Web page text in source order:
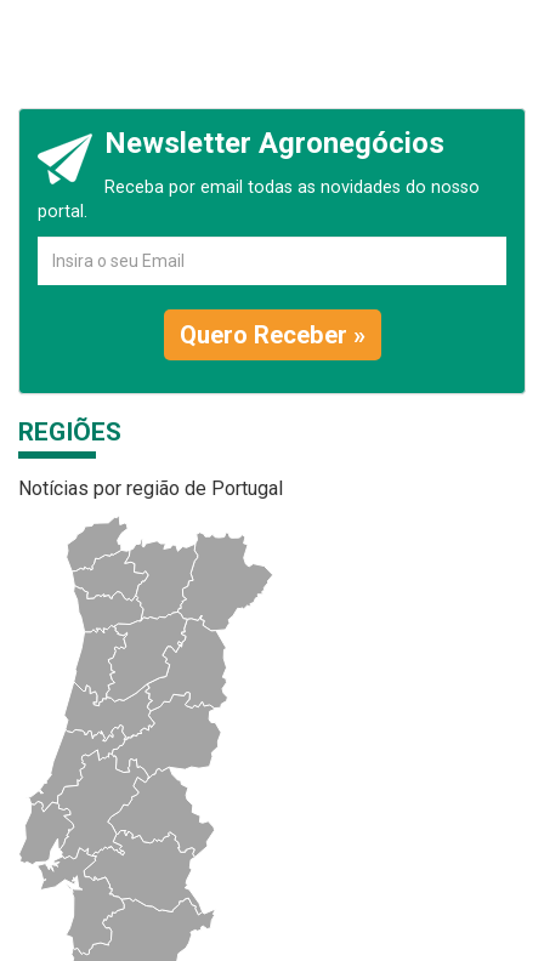
Newsletter Agronegócios
Receba por email todas as novidades do nosso
portal.
Quero Receber »
REGIÕES
Notícias por região de Portugal